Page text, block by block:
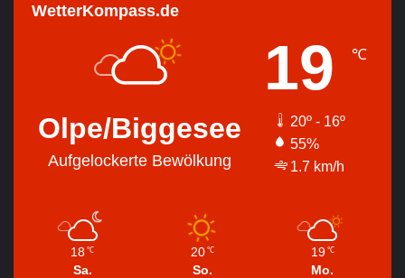
WetterKompass.de
Olpe/Biggesee
Aufgelockerte Bewölkung
19 ℃
20º - 16º
55%
1.7 km/h
18 ℃
Sa.
20 ℃
So.
19 ℃
Mo.